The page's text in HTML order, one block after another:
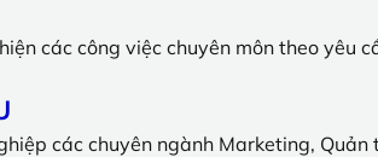
các công việc chuyên môn theo yêu
các chuyên ngành Marketing,